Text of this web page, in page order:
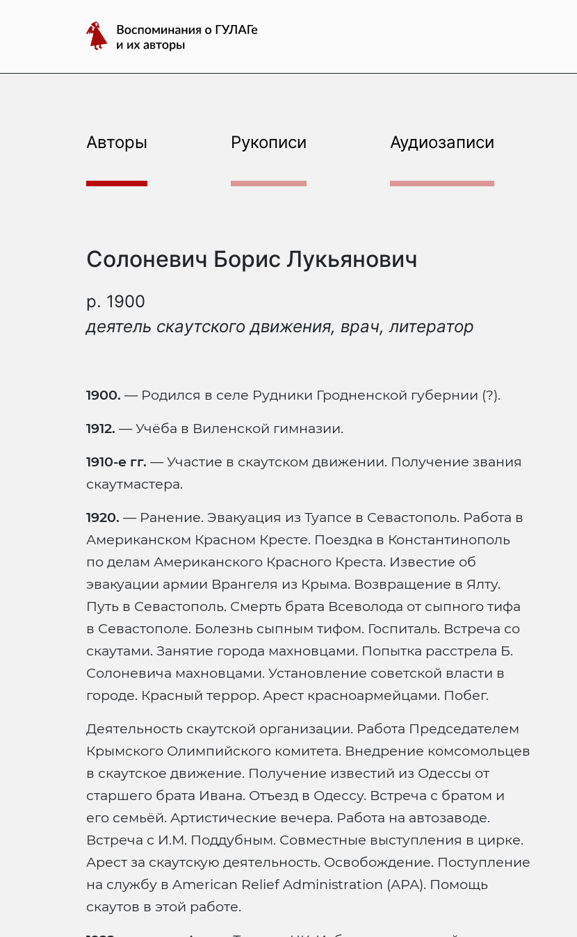
Воспоминания
о
и
Авторы Рукописи Аудиозаписи
Солоневич Борис Лукьянович
р. 1900
деятель скаутского движения, врач, литератор
1900. — Родился в селе Рудники Гродненской губернии (?).
1912. — Учёба в Виленской гимназии.
1910-е гг. — Участие в скаутском движении. Получение звания
скаутмастера.
1920. — Ранение. Эвакуация из Туапсе в Севастополь. Работа в
Американском Красном Кресте. Поездка в Константинополь
по делам Американского Красного Креста. Известие об
эвакуации армии Врангеля из Крыма. Возвращение в Ялту.
Путь в Севастополь. Смерть брата Всеволода от сыпного тифа
в Севастополе. Болезнь сыпным тифом. Госпиталь. Встреча со
скаутами. Занятие города махновцами. Попытка расстрела Б.
Солоневича махновцами. Установление советской власти в
городе. Красный террор. Арест красноармейцами. Побег.
Деятельность скаутской организации. Работа Председателем
Крымского Олимпийского комитета. Внедрение комсомольцев
в скаутское движение. Получение известий из Одессы от
старшего брата Ивана. Отъезд в Одессу. Встреча с братом и
его семьёй. Артистические вечера. Работа на автозаводе.
Встреча с И.М. Поддубным. Совместные выступления в цирке.
Арест за скаутскую деятельность. Освобождение. Поступление
на службу в American Relief Administration (АРА). Помощь
скаутов в этой работе.